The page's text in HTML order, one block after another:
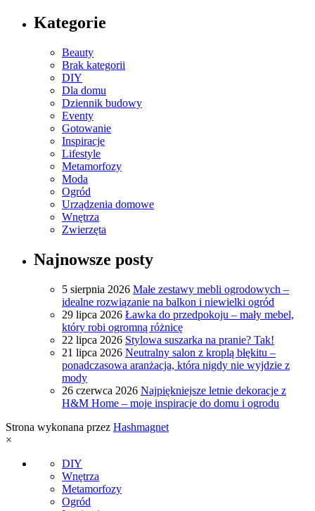
Kategorie
Beauty
Brak kategorii
DIY
Dla domu
Dziennik budowy
Eventy
Gotowanie
Inspiracje
Lifestyle
Metamorfozy
Moda
Ogród
Urządzenia domowe
Wnętrza
Zwierzęta
Najnowsze posty
5 sierpnia 2026 Małe zestawy mebli ogrodowych –
idealne rozwiązanie na balkon i niewielki ogród
29 lipca 2026 Ławka do przedpokoju – mały mebel,
który robi ogromną różnicę
22 lipca 2026 Stylowa suszarka na pranie? Tak!
21 lipca 2026 Neutralny salon z kroplą błękitu –
ponadczasowa aranżacja, która nigdy nie wyjdzie z
mody
26 czerwca 2026 Najpiękniejsze letnie dekoracje z
H&M Home – moje inspiracje do domu i ogrodu
Strona wykonana przez Hashmagnet
×
DIY
Wnętrza
Metamorfozy
Ogród